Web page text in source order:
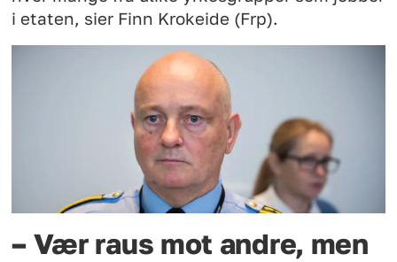
i etaten, sier Finn Krokeide (Frp).
– Vær raus mot andre, men